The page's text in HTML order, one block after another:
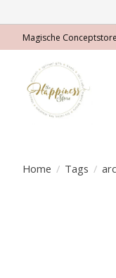
Magische
Home / Tags /